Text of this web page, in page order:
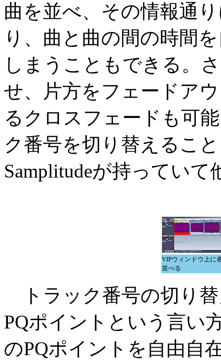
曲を並べ、その情報通
り、曲と曲の間の時間
しまうこともできる。
せ、片方をフェードア
るクロスフェードも可
ク番号を切り替えるこ
Samplitudeが持ってい
VIPウィンドウ上に
並べる
トラック番号の切り
PQポイントという言い
のPQポイントを自由自